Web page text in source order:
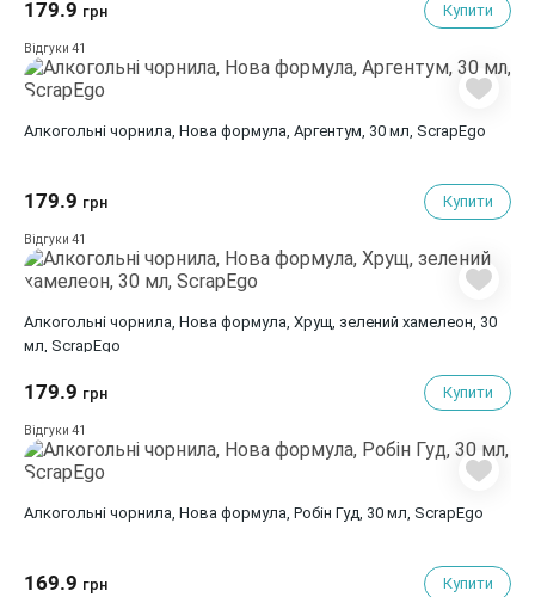
179.9 грн Купити
Відгуки 41
Алкогольні чорнила, Нова формула, Аргентум, 30 мл, ScrapEgo
179.9 грн Купити
Відгуки 41
Алкогольні чорнила, Нова формула, Хрущ, зелений хамелеон, 30
мл, ScrapEgo
179.9 грн Купити
Відгуки 41
Алкогольні чорнила, Нова формула, Робін Гуд, 30 мл, ScrapEgo
169.9 грн Купити